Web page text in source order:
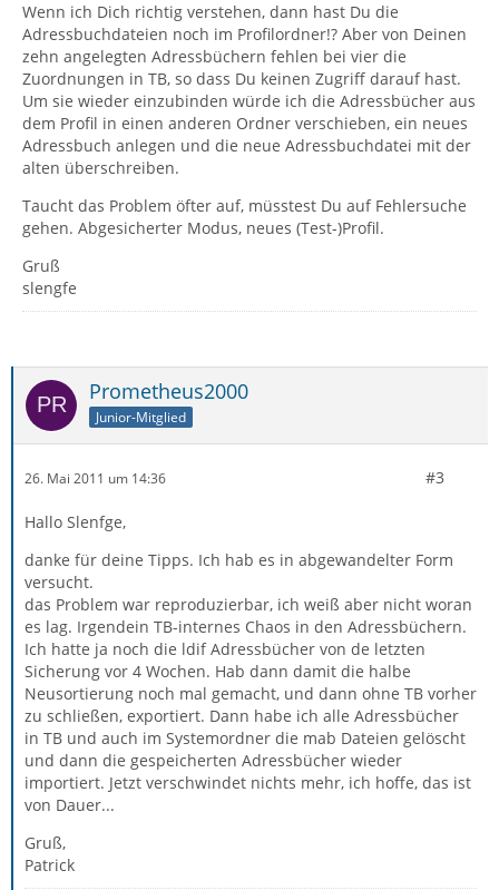
Wenn ich Dich richtig verstehen, dann hast Du die
Adressbuchdateien noch im Profilordner!? Aber von Deinen
zehn angelegten Adressbüchern fehlen bei vier die
Zuordnungen in TB, so dass Du keinen Zugriff darauf hast.
Um sie wieder einzubinden würde ich die Adressbücher aus
dem Profil in einen anderen Ordner verschieben, ein neues
Adressbuch anlegen und die neue Adressbuchdatei mit der
alten überschreiben.
Taucht das Problem öfter auf, müsstest Du auf Fehlersuche
gehen. Abgesicherter Modus, neues (Test-)Profil.
Gruß
slengfe
Prometheus2000
Junior-Mitglied
26. Mai 2011 um 14:36 #3
Hallo Slenfge,
danke für deine Tipps. Ich hab es in abgewandelter Form
versucht.
das Problem war reproduzierbar, ich weiß aber nicht woran
es lag. Irgendein TB-internes Chaos in den Adressbüchern.
Ich hatte ja noch die ldif Adressbücher von de letzten
Sicherung vor 4 Wochen. Hab dann damit die halbe
Neusortierung noch mal gemacht, und dann ohne TB vorher
zu schließen, exportiert. Dann habe ich alle Adressbücher
in TB und auch im Systemordner die mab Dateien gelöscht
und dann die gespeicherten Adressbücher wieder
importiert. Jetzt verschwindet nichts mehr, ich hoffe, das ist
von Dauer...
Gruß,
Patrick